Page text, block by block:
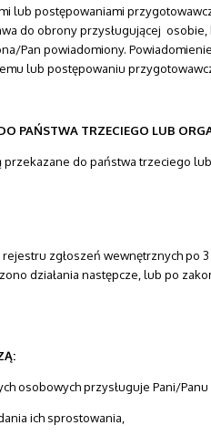
lub postępowaniami
do obrony przysługującej
Pan powiadomiony.
lub postępowaniu
PAŃSTWA TRZECIEGO LUB
do państwa trzeciego
zgłoszeń wewnętrznych po
działania następcze, lub po
osobowych przysługuje Pani/Panu
ich sprostowania,